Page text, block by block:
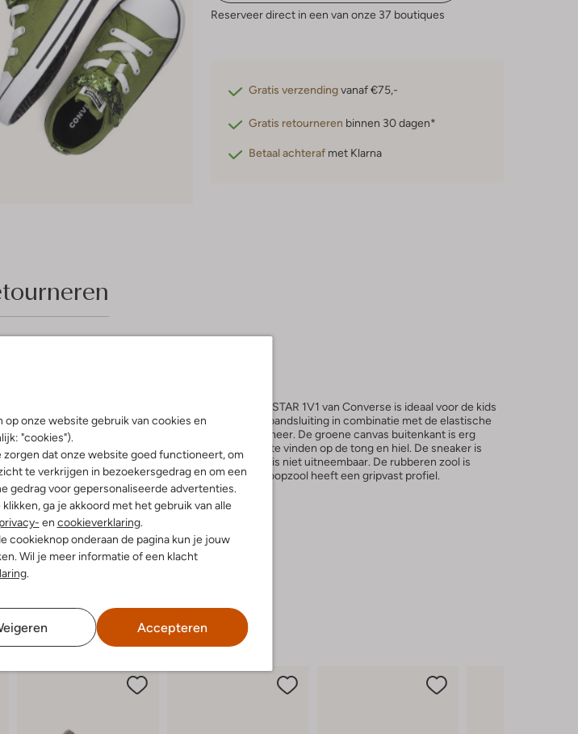
op onze website gebruik van cookies en
"cookies").
dat onze website goed functioneert, om
te verkrijgen in bezoekersgedrag en om een
gedrag voor gepersonaliseerde advertenties.
ga je akkoord met het gebruik van alle
privacy- en cookieverklaring.
cookieknop onderaan de pagina kun je jouw
Wil je meer informatie of een klacht
.
Accepteren
Reserveer direct in een van onze 37 boutiques
Gratis verzendingvanaf €75,-
Gratis retourneren binnen 30 dagen*
Betaal achteraf met Klarna
Dit lage sneaker model CHUCK TAYLOR ALL STAR 1V1 van Converse is ideaal voor de kids
die liever niet willen strikken. Door de klittenbandsluiting in combinatie met de elastische
veters, is aan-en uittrekken geen probleem meer. De groene canvas buitenkant is erg
makkelijk te combineren en het merklabel is te vinden op de tong en hiel. De sneaker is
textiel gevoerd en het dempende voetbedje is niet uitneembaar. De rubberen zool is
afgewerkt met zwarte lijntjes en de zwarte loopzool heeft een gripvast profiel.